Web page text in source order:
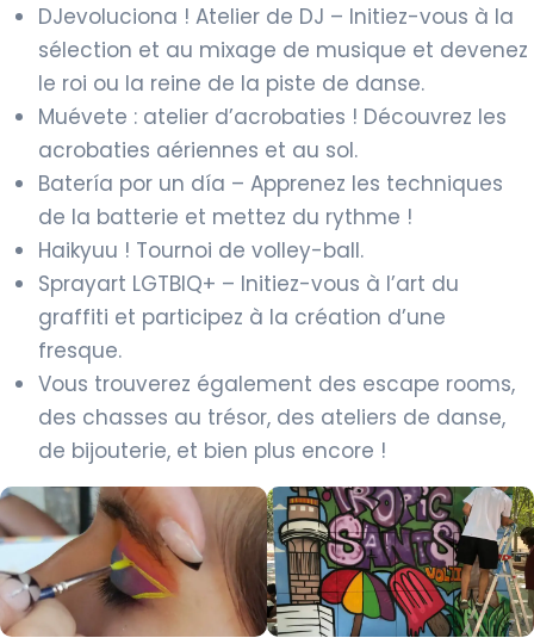
DJevoluciona ! Atelier de DJ – Initiez-vous à la
sélection et au mixage de musique et devenez
le roi ou la reine de la piste de danse.
Muévete : atelier d’acrobaties ! Découvrez les
acrobaties aériennes et au sol.
Batería por un día – Apprenez les techniques
de la batterie et mettez du rythme !
Haikyuu ! Tournoi de volley-ball.
Sprayart LGTBIQ+ – Initiez-vous à l’art du
graffiti et participez à la création d’une
fresque.
Vous trouverez également des escape rooms,
des chasses au trésor, des ateliers de danse,
de bijouterie, et bien plus encore !